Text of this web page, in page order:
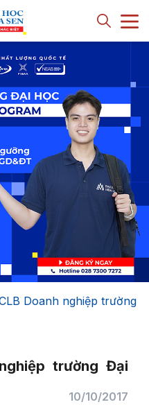
Doanh nghiệp trường
trường Đại
10/10/2017